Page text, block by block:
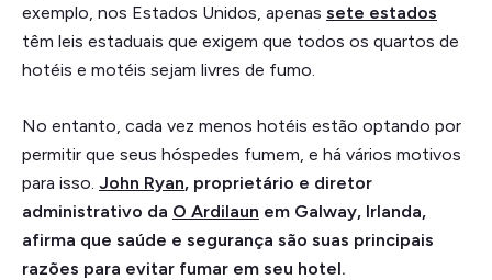
exemplo, nos Estados Unidos, apenas sete estados
têm leis estaduais que exigem que todos os quartos de
hotéis e motéis sejam livres de fumo.
No entanto, cada vez menos hotéis estão optando por
permitir que seus hóspedes fumem, e há vários motivos
para isso. John Ryan, proprietário e diretor
administrativo da O Ardilaun em Galway, Irlanda,
afirma que saúde e segurança são suas principais
razões para evitar fumar em seu hotel.